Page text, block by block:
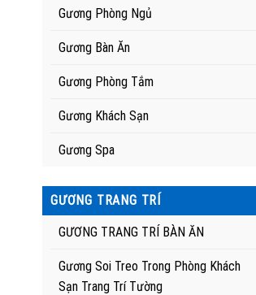
Gương Phòng Ngủ
Gương Bàn Ăn
Gương Phòng Tắm
Gương Khách Sạn
Gương Spa
GƯƠNG TRANG TRÍ
GƯƠNG TRANG TRÍ BÀN ĂN
Gương Soi Treo Trong Phòng Khách
Sạn Trang Trí Tường